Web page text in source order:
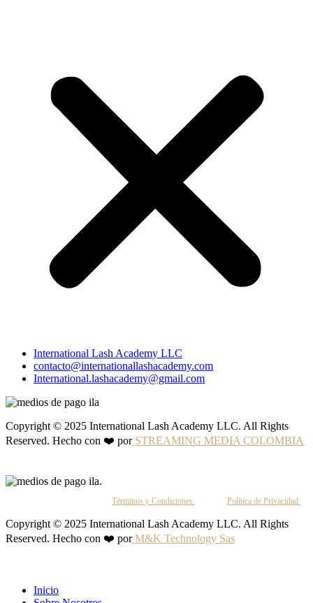
International Lash Academy LLC
contacto@internationallashacademy.com
International.lashacademy@gmail.com
Copyright © 2025 International Lash Academy LLC. All Rights
Reserved. Hecho con ❤️ porSTREAMING MEDIA COLOMBIA
Términos y Condiciones Política de Privacidad
Copyright © 2025 International Lash Academy LLC. All Rights
Reserved. Hecho con ❤️ porM&K Technology Sas
Inicio